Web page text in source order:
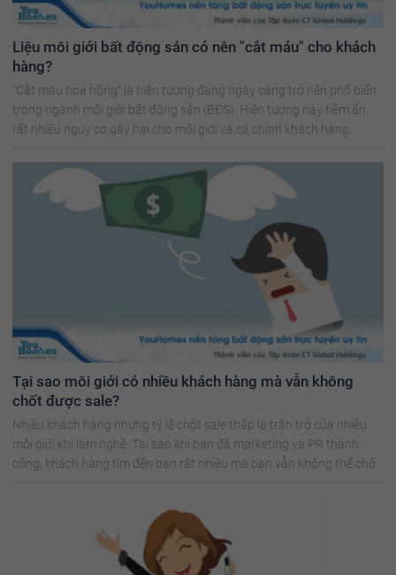
Liệu môi giới bất động sản có nên "cắt máu" cho khách
hàng?
“Cắt máu hoa hồng” là hiện tượng đang ngày càng trở nên phổ biến
trong ngành môi giới bất động sản (BĐS). Hiện tượng này tiềm ẩn
rất nhiều nguy cơ gây hại cho môi giới và cả chính khách hàng.
Tại sao môi giới có nhiều khách hàng mà vẫn không
chốt được sale?
Nhiều khách hàng nhưng tỷ lệ chốt sale thấp là trăn trở của nhiều
môi giới khi làm nghề. Tại sao khi bạn đã marketing và PR thành
công, khách hàng tìm đến bạn rất nhiều mà bạn vẫn không thể chốt